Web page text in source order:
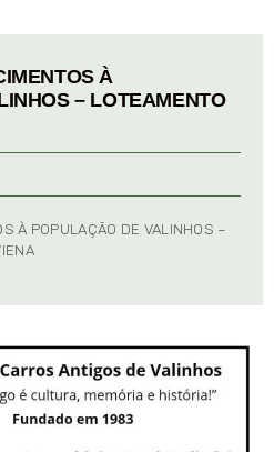
À
– LOTEAMENTO
À POPULAÇÃO DE VALINHOS –